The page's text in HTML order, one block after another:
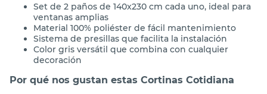
Set de 2 paños de 140x230 cm cada uno, ideal para
ventanas amplias
Material 100% poliéster de fácil mantenimiento
Sistema de presillas que facilita la instalación
Color gris versátil que combina con cualquier
decoración
Por qué nos gustan estas Cortinas Cotidiana